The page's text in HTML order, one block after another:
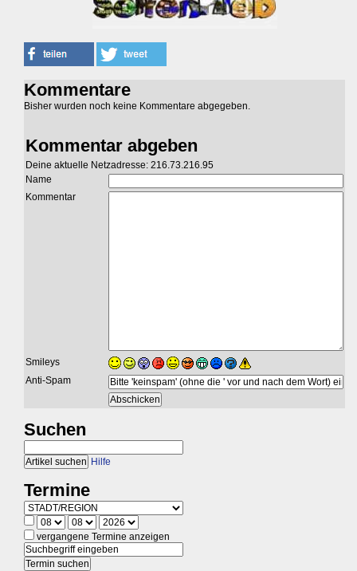
Kommentare
Bisher wurden noch keine Kommentare abgegeben.
Kommentar abgeben
Deine aktuelle Netzadresse: 216.73.216.95
Name
Kommentar
Smileys
Anti-Spam
Suchen
Hilfe
Termine
vergangene Termine anzeigen